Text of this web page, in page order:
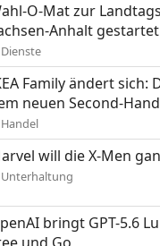
O-Mat zur
Anhalt gestartet
Family ändert sich:
neuen Second-
will die X-Men
bringt GPT-5.6